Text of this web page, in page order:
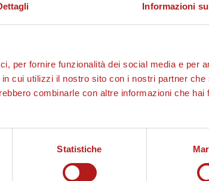
Informazioni
per fornire funzionalità dei social media e per
cui utilizzi il nostro sito con i nostri partner che
combinarle con altre informazioni che hai
Statistiche